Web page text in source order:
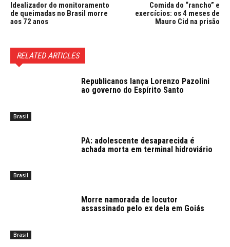
Idealizador do monitoramento
de queimadas no Brasil morre
aos 72 anos
Comida do “rancho” e
exercícios: os 4 meses de
Mauro Cid na prisão
RELATED ARTICLES
Brasil
Republicanos lança Lorenzo Pazolini
ao governo do Espírito Santo
Brasil
PA: adolescente desaparecida é
achada morta em terminal hidroviário
Brasil
Morre namorada de locutor
assassinado pelo ex dela em Goiás